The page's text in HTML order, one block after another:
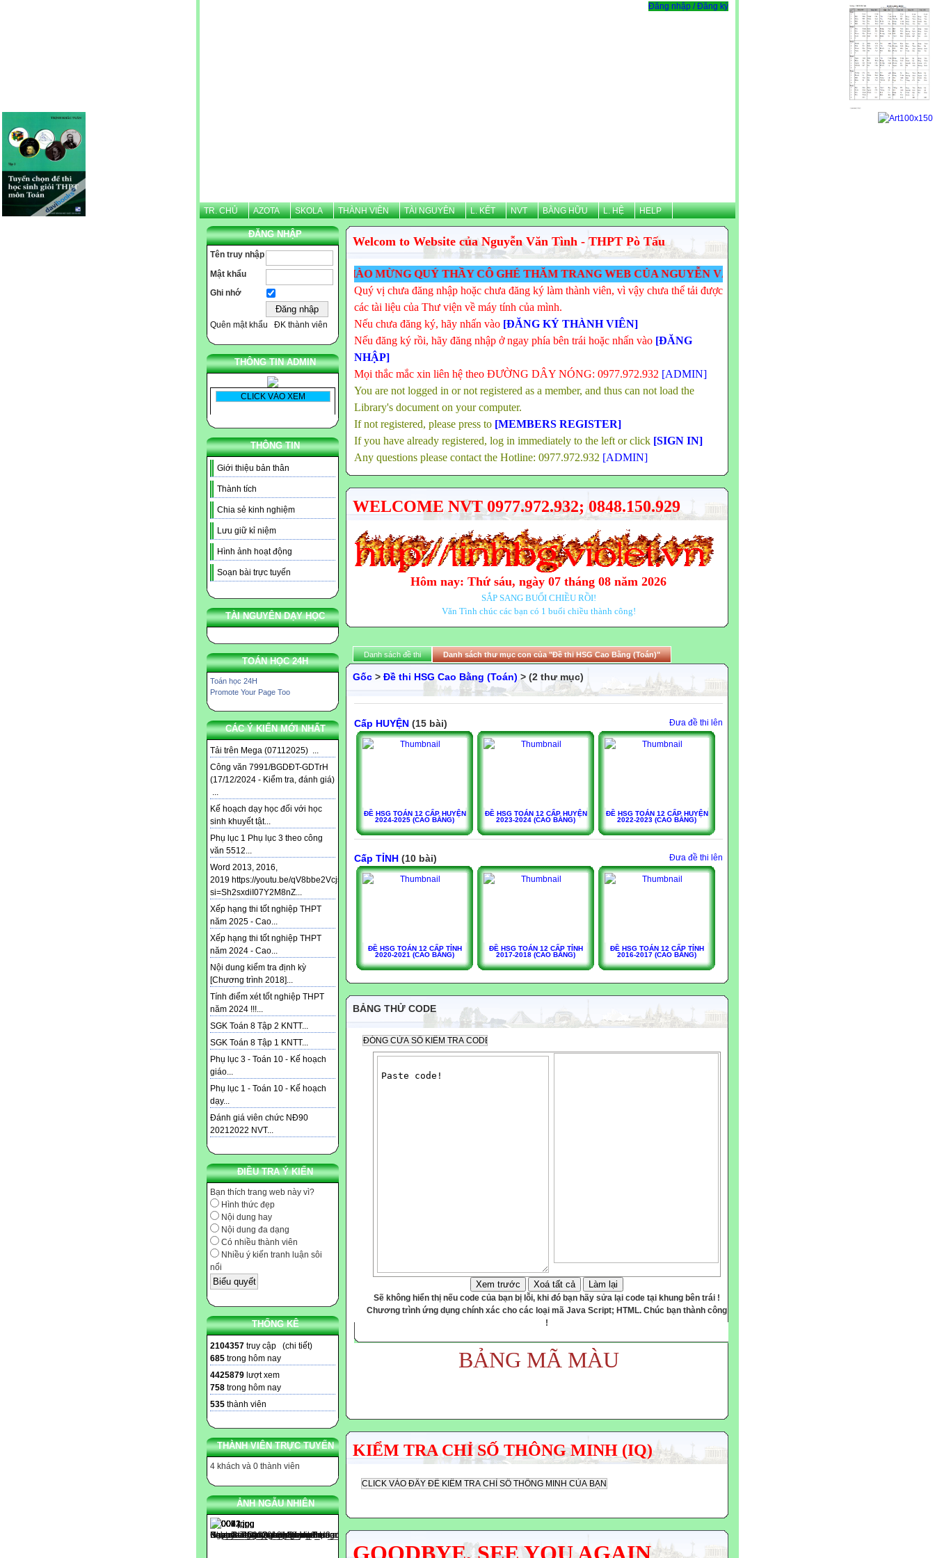
Đăng nhập / Đăng ký
TR. CHỦ AZOTA SKOLA THÀNH VIÊN TÀI NGUYÊN L. KẾT NVT BẰNG HỮU L. HỆ HELP
ĐĂNG NHẬP
Tên truy nhập
Mật khẩu
Ghi nhớ
Quên mật khẩu ĐK thành viên
THÔNG TIN ADMIN
THÔNG TIN
Giới thiệu bản thân
Thành tích
Chia sẻ kinh nghiệm
Lưu giữ kỉ niệm
Hình ảnh hoạt động
Soạn bài trực tuyến
TÀI NGUYÊN DẠY HỌC
TOÁN HỌC 24H
Toán học 24H
Promote Your Page Too
CÁC Ý KIẾN MỚI NHẤT
Tải trên Mega (07112025) ...
Công văn 7991/BGDĐT-GDTrH
(17/12/2024 - Kiểm tra, đánh giá)
...
Kế hoạch dạy học đối với học
sinh khuyết tật...
Phụ lục 1 Phụ lục 3 theo công
văn 5512...
Word 2013, 2016,
2019 https://youtu.be/qV8bbe2Vcjs?
si=Sh2sxdiI07Y2M8nZ...
Xếp hạng thi tốt nghiệp THPT
năm 2025 - Cao...
Xếp hạng thi tốt nghiệp THPT
năm 2024 - Cao...
Nội dung kiểm tra định kỳ
[Chương trình 2018]...
Tính điểm xét tốt nghiệp THPT
năm 2024 !!!...
SGK Toán 8 Tập 2 KNTT...
SGK Toán 8 Tập 1 KNTT...
Phụ lục 3 - Toán 10 - Kế hoạch
giáo...
Phụ lục 1 - Toán 10 - Kế hoạch
dạy...
Đánh giá viên chức NĐ90
20212022 NVT...
ĐIỀU TRA Ý KIẾN
Bạn thích trang web này vì?
Hình thức đẹp
Nội dung hay
Nội dung đa dạng
Có nhiều thành viên
Nhiều ý kiến tranh luận sôi
nổi
THỐNG KÊ
2104357 truy cập (chi tiết)
685 trong hôm nay
4425879 lượt xem
758 trong hôm nay
535 thành viên
THÀNH VIÊN TRỰC TUYẾN
4 khách và 0 thành viên
ẢNH NGẪU NHIÊN
Welcom to Website của Nguyễn Văn Tình - THPT Pò Tấu
CHÀO MỪNG QUÝ THẦY CÔ GHÉ THĂM TRANG WEB CỦA NGUYỄN VĂN TÌNH - THPT PÒ TẤU! VĂN TÌNH CẢM
Quý vị chưa đăng nhập hoặc chưa đăng ký làm thành viên, vì vậy chưa thể tải được
các tài liệu của Thư viện về máy tính của mình.
Nếu chưa đăng ký, hãy nhấn vào [ĐĂNG KÝ THÀNH VIÊN]
Nếu đăng ký rồi, hãy đăng nhập ở ngay phía bên trái hoặc nhấn vào [ĐĂNG
NHẬP]
Mọi thắc mắc xin liên hệ theo ĐƯỜNG DÂY NÓNG: 0977.972.932 [ADMIN]
You are not logged in or not registered as a member, and thus can not load the
Library's document on your computer.
If not registered, please press to [MEMBERS REGISTER]
If you have already registered, log in immediately to the left or click [SIGN IN]
Any questions please contact the Hotline: 0977.972.932 [ADMIN]
WELCOME NVT 0977.972.932; 0848.150.929
Hôm nay: Thứ sáu, ngày 07 tháng 08 năm 2026
SẮP SANG BUỔI CHIỀU RỒI!
Văn Tình chúc các bạn có 1 buổi chiều thành công!
Danh sách đề thi Danh sách thư mục con của "Đề thi HSG Cao Bằng (Toán)"
Gốc > Đề thi HSG Cao Bằng (Toán) > (2 thư mục)
Đưa đề thi lên
Cấp HUYỆN (15 bài)
ĐỀ HSG TOÁN 12 CẤP HUYỆN
2024-2025 (CAO BẰNG)
ĐỀ HSG TOÁN 12 CẤP HUYỆN
2023-2024 (CAO BẰNG)
ĐỀ HSG TOÁN 12 CẤP HUYỆN
2022-2023 (CAO BẰNG)
Đưa đề thi lên
Cấp TỈNH (10 bài)
ĐỀ HSG TOÁN 12 CẤP TỈNH
2020-2021 (CAO BẰNG)
ĐỀ HSG TOÁN 12 CẤP TỈNH
2017-2018 (CAO BẰNG)
ĐỀ HSG TOÁN 12 CẤP TỈNH
2016-2017 (CAO BẰNG)
BẢNG THỬ CODE
Xem trước Xoá tất cả Làm lại
Sẽ không hiển thị nếu code của bạn bị lỗi, khi đó bạn hãy sửa lại code tại khung bên trái !
Chương trình ứng dụng chính xác cho các loại mã Java Script; HTML. Chúc bạn thành công
!
BẢNG MÃ MÀU
KIỂM TRA CHỈ SỐ THÔNG MINH (IQ)